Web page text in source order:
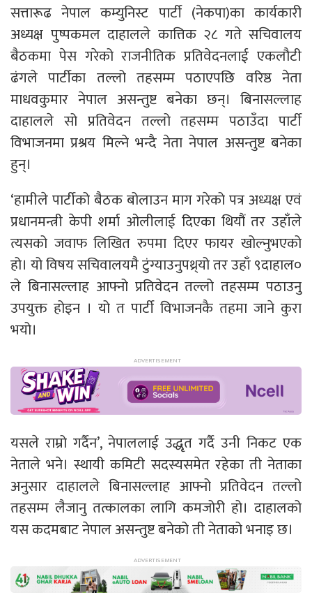
सत्तारूढ नेपाल कम्युनिस्ट पार्टी (नेकपा)का कार्यकारी
अध्यक्ष पुष्पकमल दाहालले कात्तिक २८ गते सचिवालय
बैठकमा पेस गरेको राजनीतिक प्रतिवेदनलाई एकलौटी
ढंगले पार्टीका तल्लो तहसम्म पठाएपछि वरिष्ठ नेता
माधवकुमार नेपाल असन्तुष्ट बनेका छन्। बिनासल्लाह
दाहालले सो प्रतिवेदन तल्लो तहसम्म पठाउँदा पार्टी
विभाजनमा प्रश्रय मिल्ने भन्दै नेता नेपाल असन्तुष्ट बनेका
हुन्।
‘हामीले पार्टीको बैठक बोलाउन माग गरेको पत्र अध्यक्ष एवं
प्रधानमन्त्री केपी शर्मा ओलीलाई दिएका थियौं तर उहाँले
त्यसको जवाफ लिखित रुपमा दिएर फायर खोल्नुभएको
हो। यो विषय सचिवालयमै टुंग्याउनुपथ्र्यो तर उहाँ ९दाहाल०
ले बिनासल्लाह आफ्नो प्रतिवेदन तल्लो तहसम्म पठाउनु
उपयुक्त होइन । यो त पार्टी विभाजनकै तहमा जाने कुरा
भयो।
यसले राम्रो गर्दैन’, नेपाललाई उद्धृत गर्दै उनी निकट एक
नेताले भने। स्थायी कमिटी सदस्यसमेत रहेका ती नेताका
अनुसार दाहालले बिनासल्लाह आफ्नो प्रतिवेदन तल्लो
तहसम्म लैजानु तत्कालका लागि कमजोरी हो। दाहालको
यस कदमबाट नेपाल असन्तुष्ट बनेको ती नेताको भनाइ छ।